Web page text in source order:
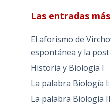
Las entradas
El aforismo de
espontánea y la
Historia y Biología I
La palabra Biología
La palabra Biología